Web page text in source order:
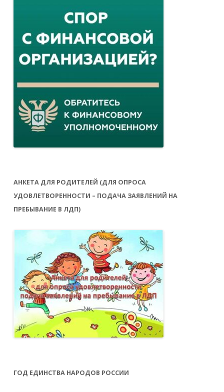
АНКЕТА ДЛЯ РОДИТЕЛЕЙ (ДЛЯ ОПРОСА
УДОВЛЕТВОРЕННОСТИ – ПОДАЧА ЗАЯВЛЕНИЙ НА
ПРЕБЫВАНИЕ В ЛДП)
ГОД ЕДИНСТВА НАРОДОВ РОССИИ